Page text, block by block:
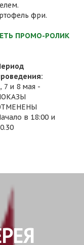
фри.
ПРОМО-РОЛИК
7 и 8 мая -
в 18:00 и